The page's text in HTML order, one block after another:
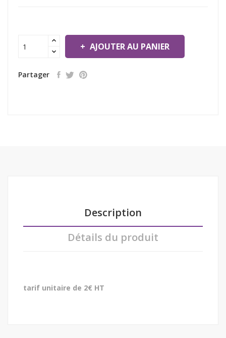
AJOUTER AU PANIER
Partager
Description
Détails du produit
tarif unitaire de 2€ HT